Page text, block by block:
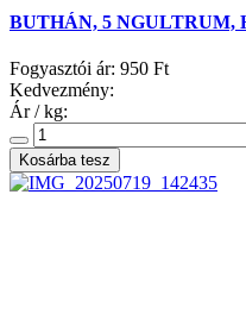
BUTHÁN, 5 NGULTRUM,
Fogyasztói ár: 950 Ft
Kedvezmény:
Ár / kg: